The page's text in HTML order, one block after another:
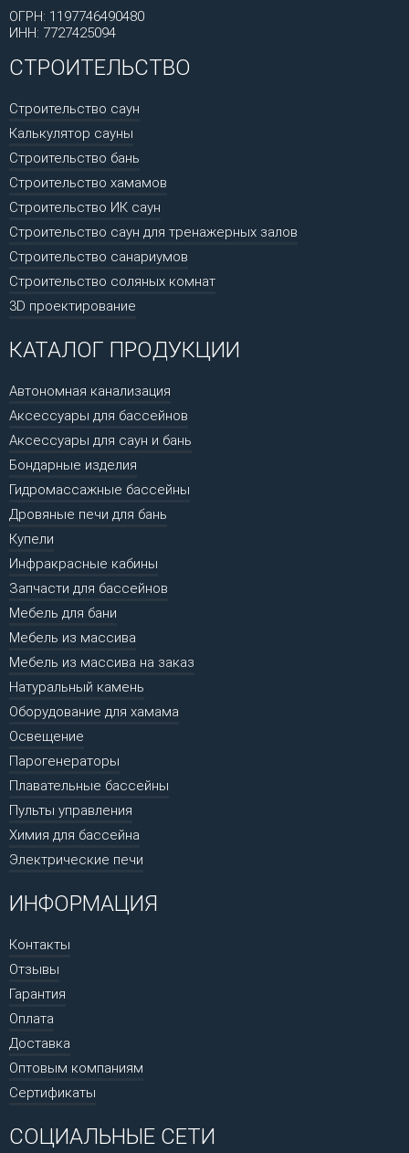
ОГРН: 1197746490480
ИНН: 7727425094
СТРОИТЕЛЬСТВО
Строительство саун
Калькулятор сауны
Строительство бань
Строительство хамамов
Строительство ИК саун
Строительство саун для тренажерных залов
Строительство санариумов
Строительство соляных комнат
3D проектирование
КАТАЛОГ ПРОДУКЦИИ
Автономная канализация
Аксессуары для бассейнов
Аксессуары для саун и бань
Бондарные изделия
Гидромассажные бассейны
Дровяные печи для бань
Купели
Инфракрасные кабины
Запчасти для бассейнов
Мебель для бани
Мебель из массива
Мебель из массива на заказ
Натуральный камень
Оборудование для хамама
Освещение
Парогенераторы
Плавательные бассейны
Пульты управления
Химия для бассейна
Электрические печи
ИНФОРМАЦИЯ
Контакты
Отзывы
Гарантия
Оплата
Доставка
Оптовым компаниям
Сертификаты
СОЦИАЛЬНЫЕ СЕТИ